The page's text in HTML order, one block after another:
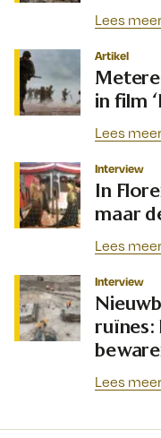
Lees
Artikel
in film
Lees
Interview
In
maar
Lees
Interview
ruïnes:
Lees